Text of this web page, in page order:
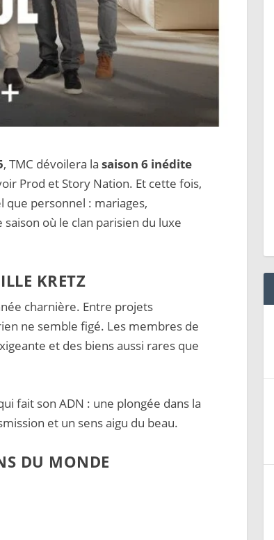
, TMC dévoilera lasaison 6 inédite
Prod et Story Nation. Et cette fois,
personnel : mariages,
où le clan parisien du luxe
KRETZ
charnière. Entre projets
ne semble figé. Les membres de
et des biens aussi rares que
fait son ADN : une plongée dans la
et un sens aigu du beau.
DU MONDE